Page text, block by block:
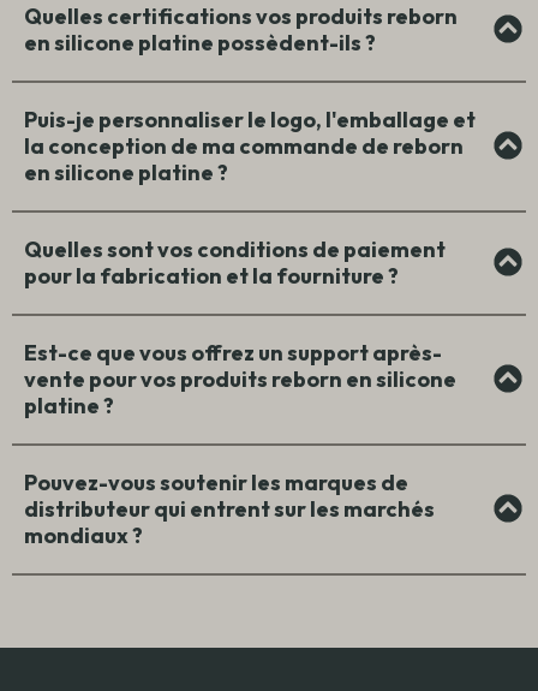
Quelles certifications vos produits reborn
en silicone platine possèdent-ils ?
Puis-je personnaliser le logo, l'emballage et
la conception de ma commande de reborn
en silicone platine ?
Quelles sont vos conditions de paiement
pour la fabrication et la fourniture ?
Est-ce que vous offrez un support après-
vente pour vos produits reborn en silicone
platine ?
Pouvez-vous soutenir les marques de
distributeur qui entrent sur les marchés
mondiaux ?